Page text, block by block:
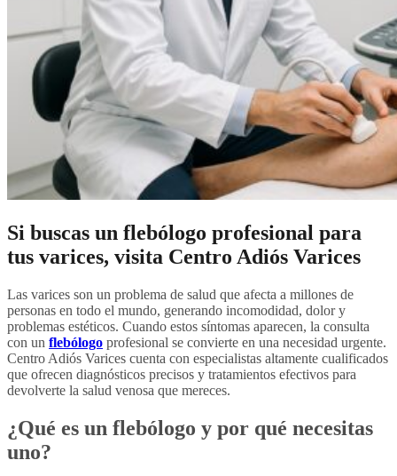
Si buscas un flebólogo profesional para
tus varices, visita Centro Adiós Varices
Las varices son un problema de salud que afecta a millones de
personas en todo el mundo, generando incomodidad, dolor y
problemas estéticos. Cuando estos síntomas aparecen, la consulta
con un flebólogo profesional se convierte en una necesidad urgente.
Centro Adiós Varices cuenta con especialistas altamente cualificados
que ofrecen diagnósticos precisos y tratamientos efectivos para
devolverte la salud venosa que mereces.
¿Qué es un flebólogo y por qué necesitas
uno?